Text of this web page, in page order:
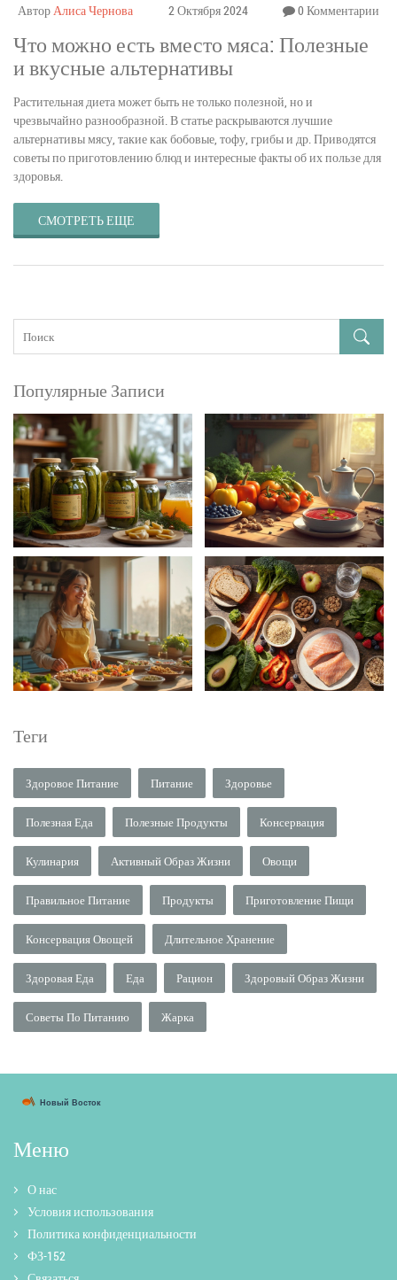
АвторАлиса Чернова 2 Октября 2024 0 Комментарии
Что можно есть вместо мяса: Полезные
и вкусные альтернативы
Растительная диета может быть не только полезной, но и
чрезвычайно разнообразной. В статье раскрываются лучшие
альтернативы мясу, такие как бобовые, тофу, грибы и др. Приводятся
советы по приготовлению блюд и интересные факты об их пользе для
здоровья.
СМОТРЕТЬ ЕЩЕ
Популярные Записи
Теги
Здоровое Питание Питание Здоровье
Полезная Еда Полезные Продукты Консервация
Кулинария Активный Образ Жизни Овощи
Правильное Питание Продукты Приготовление Пищи
Консервация Овощей Длительное Хранение
Здоровая Еда Еда Рацион Здоровый Образ Жизни
Советы По Питанию Жарка
Меню
О нас
Условия использования
Политика конфиденциальности
ФЗ-152